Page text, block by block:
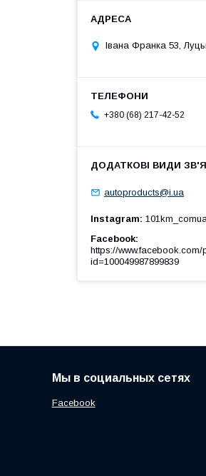
Івана Франка 53,
+380 (68) 217-42-52
autoproducts@i.ua
Instagram 101km_comua
Facebook
https://www.facebook.com/
id=100049987899839
Мы в социальных сетях
Facebook